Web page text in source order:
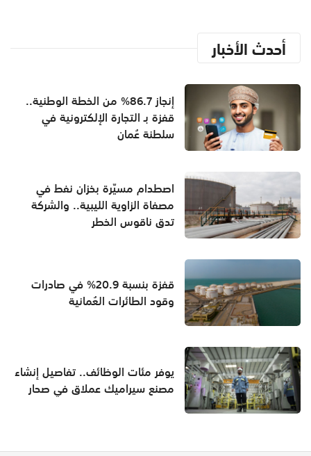
أحدث الأخبار
إنجاز 86.7% من الخطة الوطنية..
قفزة بـ التجارة الإلكترونية في
سلطنة عُمان
اصطدام مسيّرة بخزان نفط في
مصفاة الزاوية الليبية.. والشركة
تدق ناقوس الخطر
قفزة بنسبة 20.9% في صادرات
وقود الطائرات العُمانية
يوفر مئات الوظائف.. تفاصيل إنشاء
مصنع سيراميك عملاق في صحار